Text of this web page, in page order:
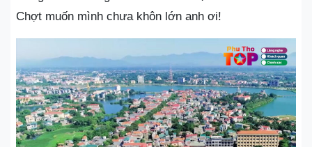
Chợt muốn mình chưa khôn lớn anh ơi!